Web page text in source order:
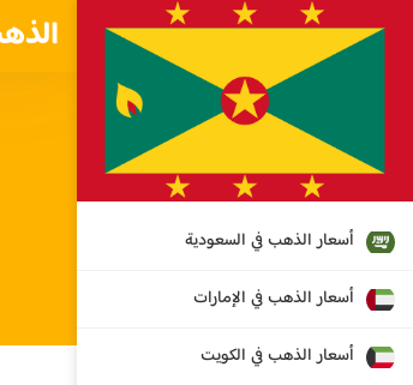
أسعار الذهب في السعودية
أسعار الذهب في الإمارات
أسعار الذهب في الكويت